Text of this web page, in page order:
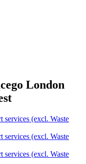
London
(excl. Waste
(excl. Waste
(excl. Waste